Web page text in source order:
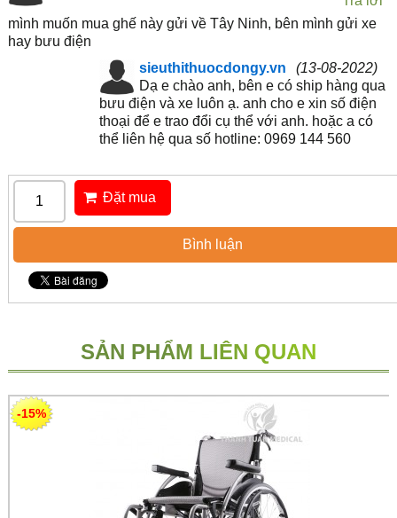
mình muốn mua ghế này gửi về Tây Ninh, bên mình gửi xe
hay bưu điện
sieuthithuocdongy.vn
(13-08-2022)
Dạ e chào anh, bên e có ship hàng qua
bưu điện và xe luôn ạ. anh cho e xin số điện
thoại để e trao đổi cụ thể với anh. hoặc a có
thể liên hệ qua số hotline: 0969 144 560
Đặt mua
Bình luận
SẢN PHẨM LIÊN QUAN
-15%